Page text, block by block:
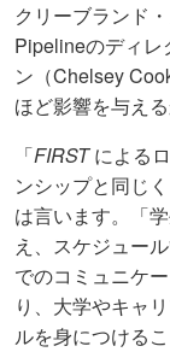
クリーブランド
Pipelineのディレ
ン（Chelsey
ほど影響を与え
「FIRSTによる
ンシップと同じ
は言います。「
え、スケジュー
でのコミュニケ
り、大学やキャ
ルを身につける